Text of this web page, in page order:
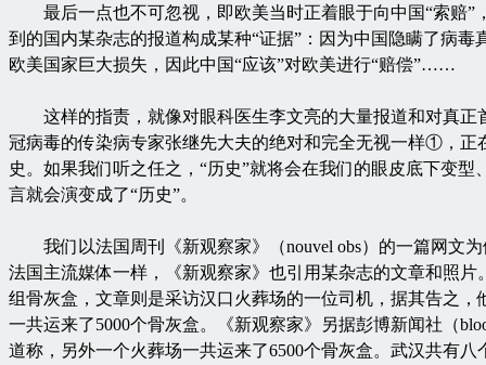
最后一点也不可忽视，即欧美当时正着眼于向中国“索赔”
到的国内某杂志的报道构成某种“证据”：因为中国隐瞒了病毒
欧美国家巨大损失，因此中国“应该”对欧美进行“赔偿”……
这样的指责，就像对眼科医生李文亮的大量报道和对真正
冠病毒的传染病专家张继先大夫的绝对和完全无视一样①，正
史。如果我们听之任之，“历史”就将会在我们的眼皮底下变型
言就会演变成了“历史”。
我们以法国周刊《新观察家》（nouvel obs）的一篇网文为
法国主流媒体一样，《新观察家》也引用某杂志的文章和照片
组骨灰盒，文章则是采访汉口火葬场的一位司机，据其告之，
一共运来了5000个骨灰盒。《新观察家》另据彭博新闻社（
道称，另外一个火葬场一共运来了6500个骨灰盒。武汉共有八